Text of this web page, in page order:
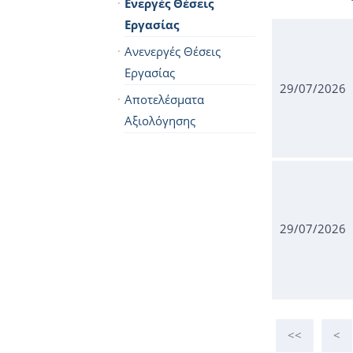
Ενεργές Θέσεις
Εργασίας
Ανενεργές Θέσεις
Εργασίας
Αποτελέσματα
Αξιολόγησης
29/07/2026
29/07/2026
<< <